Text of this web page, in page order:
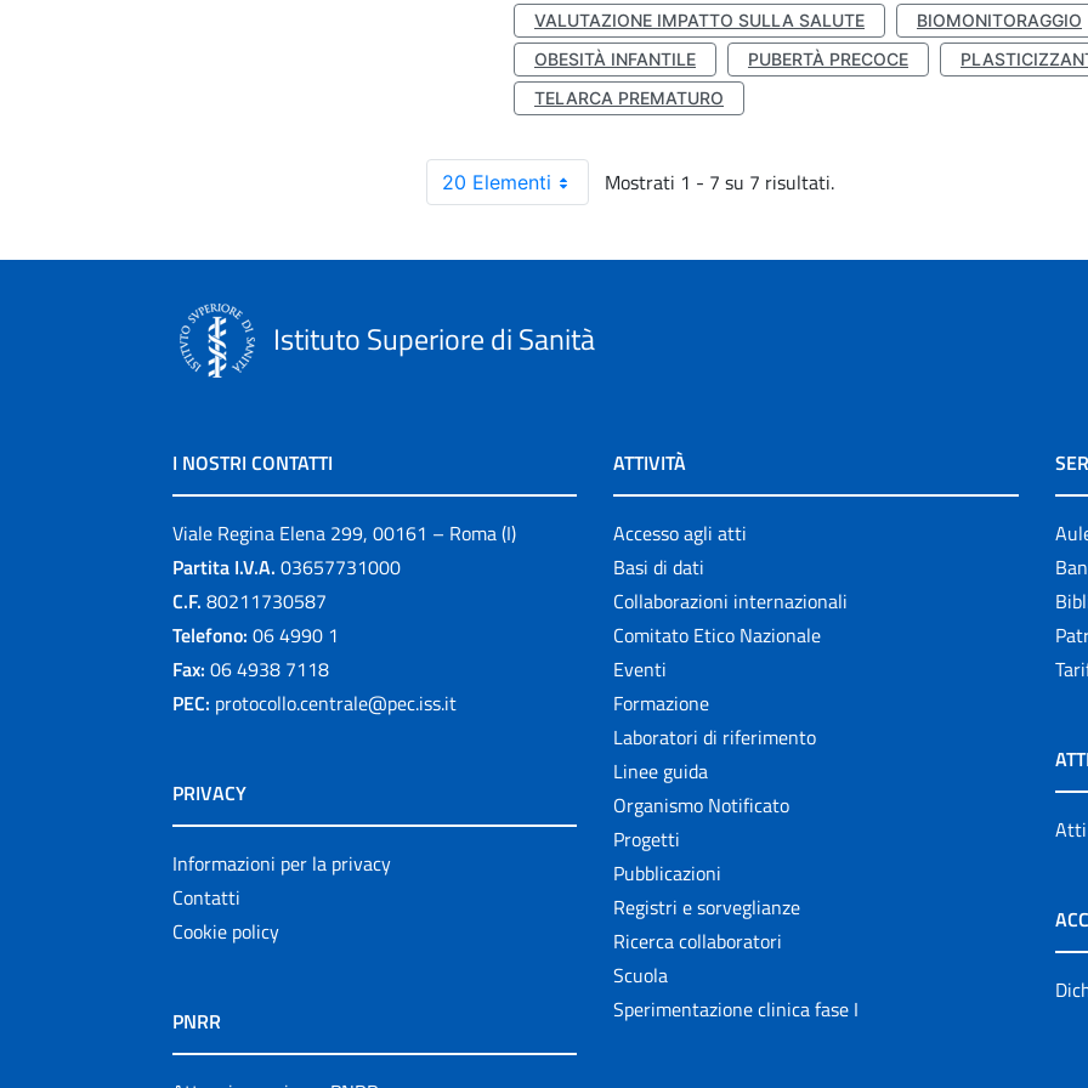
VALUTAZIONE IMPATTO SULLA SALUTE
BIOMONITORAGGIO
OBESITÀ INFANTILE
PUBERTÀ PRECOCE
TELARCA PREMATURO
20 Elementi Mostrati 1 - 7 su 7 risultati.
Istituto Superiore di Sanità
I NOSTRI CONTATTI
Viale Regina Elena 299, 00161 – Roma (I)
Partita I.V.A. 03657731000
C.F. 80211730587
Telefono: 06 4990 1
Fax: 06 4938 7118
PEC: protocollo.centrale@pec.iss.it
PRIVACY
Informazioni per la privacy
Contatti
Cookie policy
PNRR
ATTIVITÀ
Accesso agli atti
Basi di dati
Collaborazioni internazionali
Comitato Etico Nazionale
Eventi
Formazione
Laboratori di riferimento
Linee guida
Organismo Notificato
Progetti
Pubblicazioni
Registri e sorveglianze
Ricerca collaboratori
Scuola
Sperimentazione clinica fase I
Atti